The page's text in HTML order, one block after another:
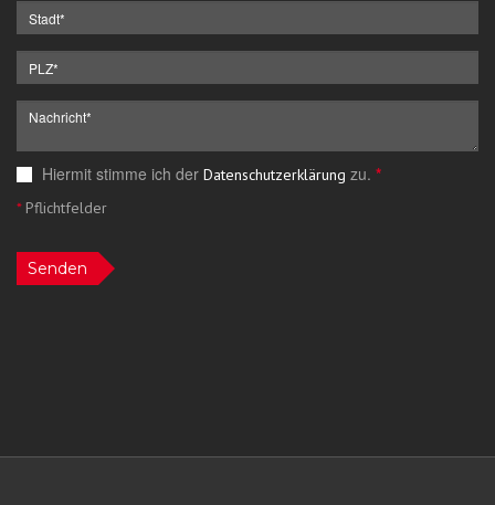
Hiermit stimme ich der Datenschutzerklärung zu. *
*Pflichtfelder
Senden